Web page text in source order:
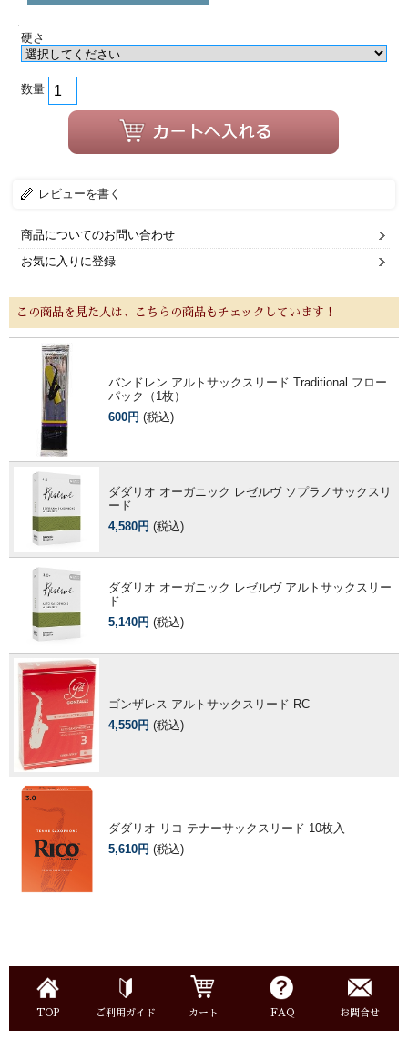
硬さ
数量
レビューを書く
商品についてのお問い合わせ
お気に入りに登録
この商品を見た人は、こちらの商品もチェックしています！
バンドレン アルトサックスリード Traditional フロー
パック（1枚）
600円 (税込)
ダダリオ オーガニック レゼルヴ ソプラノサックスリ
ード
4,580円 (税込)
ダダリオ オーガニック レゼルヴ アルトサックスリー
ド
5,140円 (税込)
ゴンザレス アルトサックスリード RC
4,550円 (税込)
ダダリオ リコ テナーサックスリード 10枚入
5,610円 (税込)
TOP ご利用ガイド カート FAQ お問合せ